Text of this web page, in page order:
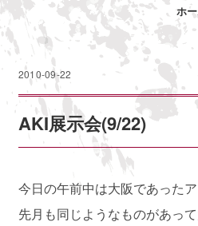
ホ
2010-09-22
AKI展示会(9/22)
今日の午前中は大阪であった
先月も同じようなものがあっ